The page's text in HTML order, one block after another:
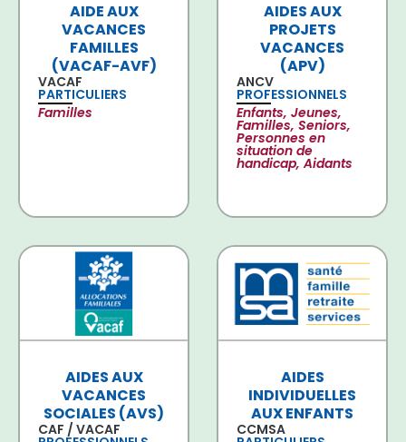
AIDE AUX
VACANCES
FAMILLES
(VACAF-AVF)
VACAF
PARTICULIERS
Familles
AIDES AUX
PROJETS
VACANCES
(APV)
ANCV
PROFESSIONNELS
Enfants, Jeunes,
Familles, Seniors,
Personnes en
situation de
handicap, Aidants
AIDES AUX
VACANCES
SOCIALES (AVS)
CAF / VACAF
AIDES
INDIVIDUELLES
AUX ENFANTS
CCMSA